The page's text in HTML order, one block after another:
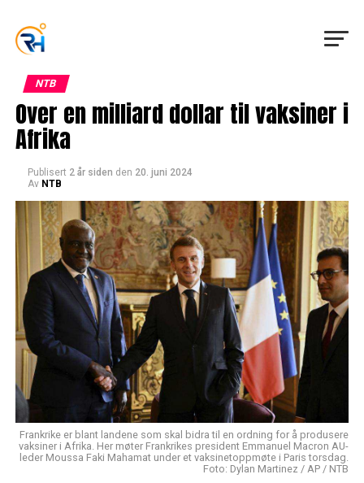
NTB
Over en milliard dollar til vaksiner i
Afrika
Publisert 2 år siden den 20. juni 2024
Av NTB
Frankrike er blant landene som skal bidra til en ordning for å produsere
vaksiner i Afrika. Her møter Frankrikes president Emmanuel Macron AU-
leder Moussa Faki Mahamat under et vaksinetoppmøte i Paris torsdag.
Foto: Dylan Martinez / AP / NTB